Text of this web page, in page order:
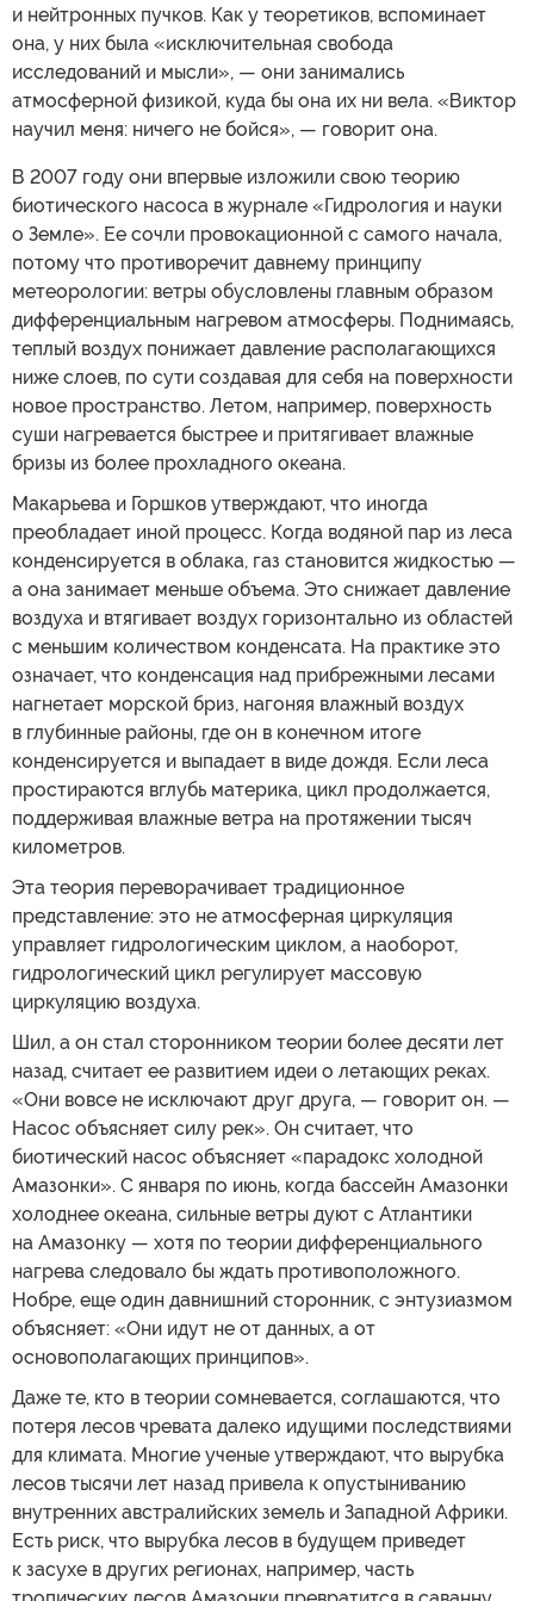
и нейтронных пучков. Как у теоретиков, вспоминает
она, у них была «исключительная свобода
исследований и мысли», — они занимались
атмосферной физикой, куда бы она их ни вела. «Виктор
научил меня: ничего не бойся», — говорит она.
В 2007 году они впервые изложили свою теорию
биотического насоса в журнале «Гидрология и науки
о Земле». Ее сочли провокационной с самого начала,
потому что противоречит давнему принципу
метеорологии: ветры обусловлены главным образом
дифференциальным нагревом атмосферы. Поднимаясь,
теплый воздух понижает давление располагающихся
ниже слоев, по сути создавая для себя на поверхности
новое пространство. Летом, например, поверхность
суши нагревается быстрее и притягивает влажные
бризы из более прохладного океана.
Макарьева и Горшков утверждают, что иногда
преобладает иной процесс. Когда водяной пар из леса
конденсируется в облака, газ становится жидкостью —
а она занимает меньше объема. Это снижает давление
воздуха и втягивает воздух горизонтально из областей
с меньшим количеством конденсата. На практике это
означает, что конденсация над прибрежными лесами
нагнетает морской бриз, нагоняя влажный воздух
в глубинные районы, где он в конечном итоге
конденсируется и выпадает в виде дождя. Если леса
простираются вглубь материка, цикл продолжается,
поддерживая влажные ветра на протяжении тысяч
километров.
Эта теория переворачивает традиционное
представление: это не атмосферная циркуляция
управляет гидрологическим циклом, а наоборот,
гидрологический цикл регулирует массовую
циркуляцию воздуха.
Шил, а он стал сторонником теории более десяти лет
назад, считает ее развитием идеи о летающих реках.
«Они вовсе не исключают друг друга, — говорит он. —
Насос объясняет силу рек». Он считает, что
биотический насос объясняет «парадокс холодной
Амазонки». С января по июнь, когда бассейн Амазонки
холоднее океана, сильные ветры дуют с Атлантики
на Амазонку — хотя по теории дифференциального
нагрева следовало бы ждать противоположного.
Нобре, еще один давнишний сторонник, с энтузиазмом
объясняет: «Они идут не от данных, а от
основополагающих принципов».
Даже те, кто в теории сомневается, соглашаются, что
потеря лесов чревата далеко идущими последствиями
для климата. Многие ученые утверждают, что вырубка
лесов тысячи лет назад привела к опустыниванию
внутренних австралийских земель и Западной Африки.
Есть риск, что вырубка лесов в будущем приведет
к засухе в других регионах, например, часть